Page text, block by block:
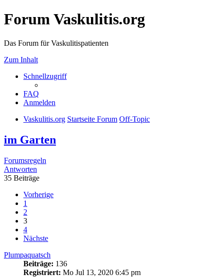
Forum Vaskulitis.org
Das Forum für Vaskulitispatienten
Zum Inhalt
Schnellzugriff
FAQ
Anmelden
Vaskulitis.org Startseite Forum Off-Topic
im Garten
Forumsregeln
Antworten
35 Beiträge
Vorherige
1
2
3
4
Nächste
Plumpaquatsch
Beiträge: 136
Registriert: Mo Jul 13, 2020 6:45 pm